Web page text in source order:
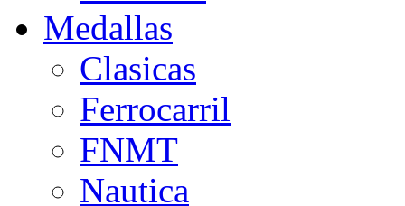
Medallas
Clasicas
Ferrocarril
FNMT
Nautica